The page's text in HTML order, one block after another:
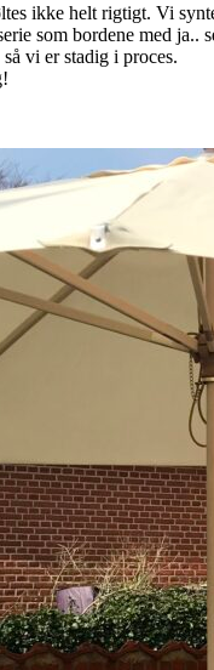
ikke helt rigtigt. Vi
som bordene med
vi er stadig i proces.